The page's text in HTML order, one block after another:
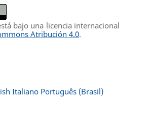
bajo una licencia internacional
Atribución 4.0.
Italiano Português (Brasil)